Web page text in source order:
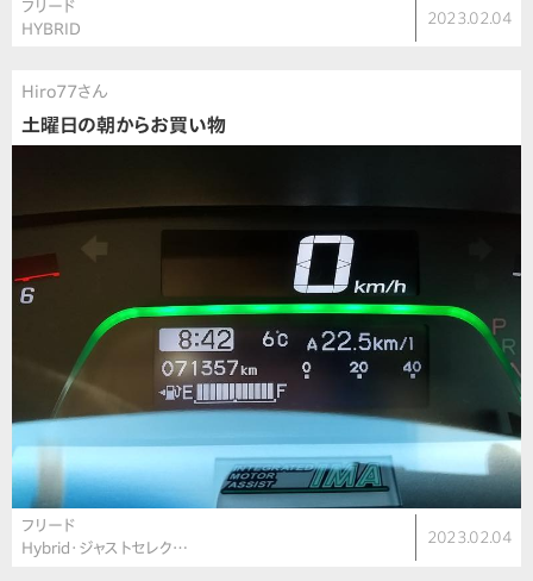
フリード
HYBRID
2023.02.04
Hiro77さん
土曜日の朝からお買い物
フリード
Hybrid･ジャストセレク…
2023.02.04